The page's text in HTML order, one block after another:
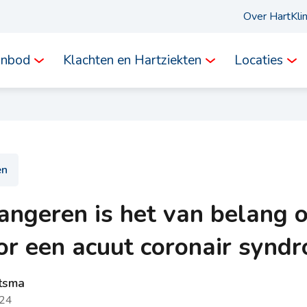
Over
Klachten en Hartziekten Locaties
is het van belang
een acuut coronair